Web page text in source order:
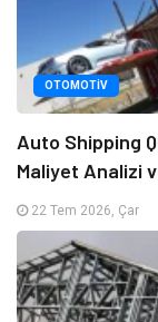
OTOMOTIV
Auto Shipping
Maliyet Analizi
22 Tem 2026, Çar